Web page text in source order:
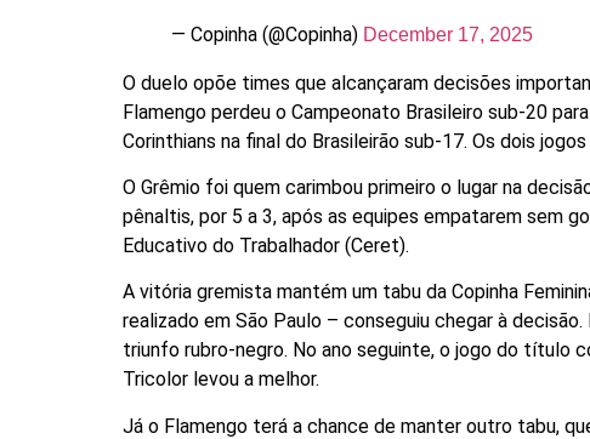
— Copinha (@Copinha) December 17, 2025
O duelo opõe times que alcançaram decisões
Flamengo perdeu o Campeonato Brasileiro sub-20
Corinthians na final do Brasileirão sub-17. Os dois
O Grêmio foi quem carimbou primeiro o lugar na
pênaltis, por 5 a 3, após as equipes empatarem sem
Educativo do Trabalhador (Ceret).
A vitória gremista mantém um tabu da Copinha
realizado em São Paulo – conseguiu chegar à
triunfo rubro-negro. No ano seguinte, o jogo do título
Tricolor levou a melhor.
Já o Flamengo terá a chance de manter outro tabu,